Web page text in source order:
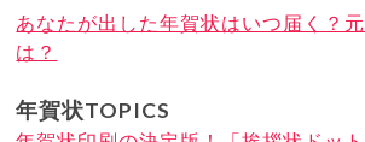
あなたが出した年賀状はいつ届く？
は？
年賀状TOPICS